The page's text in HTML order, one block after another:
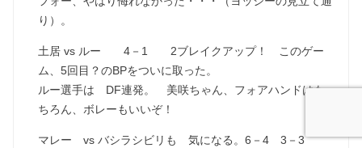
り）。
土居 vs ルー 4－1 2ブレイクアップ！ このゲー
ム、5回目？のBPをついに取った。
ルー選手は DF連発。 美咲ちゃん、フォアハンドはも
ちろん、ボレーもいいぞ！
マレー vs バシラシビリも 気になる。6－4 3－3